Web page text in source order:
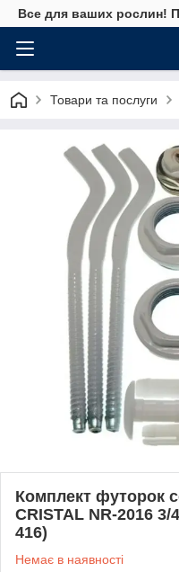
Все для ваших рослин!
Товари та послуги
Комплект футорок
CRISTAL NR-2016
416)
Немає в наявності